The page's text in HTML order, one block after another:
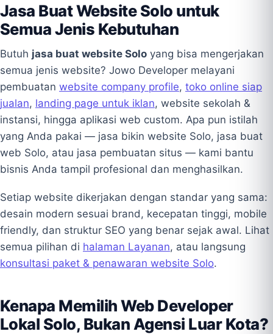
Jasa Buat Website Solo untuk
Semua Jenis Kebutuhan
Butuh jasa buat website Solo yang bisa mengerjakan
semua jenis website? Jowo Developer melayani
pembuatan website company profile, toko online siap
jualan, landing page untuk iklan, website sekolah &
instansi, hingga aplikasi web custom. Apa pun istilah
yang Anda pakai — jasa bikin website Solo, jasa buat
web Solo, atau jasa pembuatan situs — kami bantu
bisnis Anda tampil profesional dan menghasilkan.
Setiap website dikerjakan dengan standar yang sama:
desain modern sesuai brand, kecepatan tinggi, mobile
friendly, dan struktur SEO yang benar sejak awal. Lihat
semua pilihan di halaman Layanan, atau langsung
konsultasi paket & penawaran website Solo.
Kenapa Memilih Web Developer
Lokal Solo, Bukan Agensi Luar Kota?